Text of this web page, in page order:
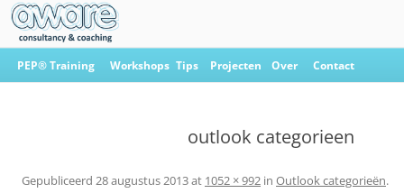
Ga
naar
PEP® Training Workshops Tips Projecten Over Contact
outlook categorieen
Gepubliceerd 28 augustus 2013at 1052 × 992 in Outlook categorieën.